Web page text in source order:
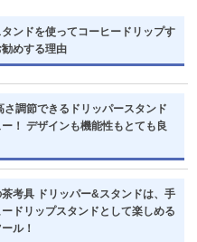
タンドを使ってコーヒードリップす
めする理由
さ調節できるドリッパースタンド
！ デザインも機能性もとても良
考具 ドリッパー&スタンドは、手
ドリップスタンドとして楽しめる
ル！